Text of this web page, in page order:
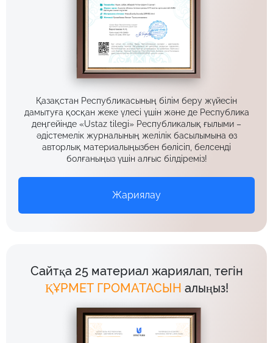
Қазақстан Республикасының білім беру жүйесін
дамытуға қосқан жеке үлесі үшін және де Республика
деңгейінде «Ustaz tilegi» Республикалық ғылыми –
әдістемелік журналының желілік басылымына өз
авторлық материалыңызбен бөлісіп, белсенді
болғаныңыз үшін алғыс білдіреміз!
Жариялау
Сайтқа 25 материал жариялап, тегін
ҚҰРМЕТ ГРОМАТАСЫН алыңыз!